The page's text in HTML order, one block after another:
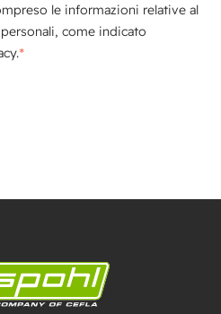
le informazioni relative al
come indicato
*